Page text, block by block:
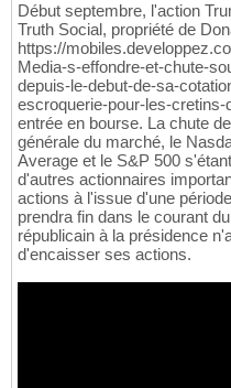
Début septembre, l'action
Truth Social, propriété de
https://
Media-s-effondre-et-chute-
depuis-le-debut-de-sa-
escroquerie-pour-les-
entrée en bourse. La chute
générale du marché, le
Average et le S&P 500
d'autres actionnaires
actions à l'issue d'une
prendra fin dans le courant
républicain à la présidence
d'encaisser ses actions.